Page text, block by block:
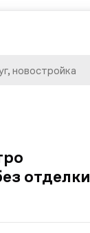
отделки